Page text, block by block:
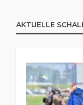
AKTUELLE